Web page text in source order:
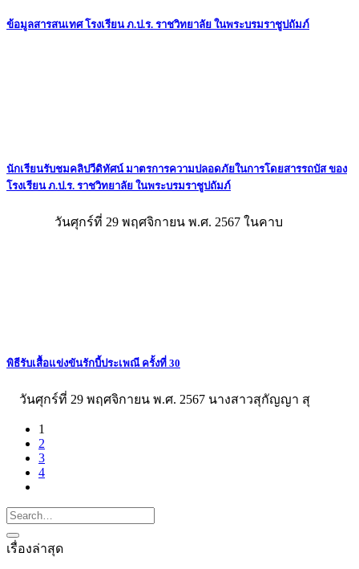
ข้อมูลสารสนเทศ โรงเรียน ภ.ป.ร. ราชวิทยาลัย ในพระบรมราชูปถัมภ์
นักเรียนรับชมคลิปวีดิทัศน์ มาตรการความปลอดภัยในการโดยสารรถบัส ของ
โรงเรียน ภ.ป.ร. ราชวิทยาลัย ในพระบรมราชูปถัมภ์
วันศุกร์ที่ 29 พฤศจิกายน พ.ศ. 2567 ในคาบ
พิธีรับเสื้อแข่งขันรักบี้ประเพณี ครั้งที่ 30
วันศุกร์ที่ 29 พฤศจิกายน พ.ศ. 2567 นางสาวสุกัญญา สุ
1
2
3
4
เรื่องล่าสุด